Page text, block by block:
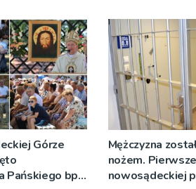
Górze
Pańskiego bp
Mężczyzna
nożem.
nowosądeckiej